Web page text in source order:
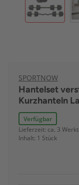
SPORTNOW
Hantelset
Kurzhanteln
Verfügbar
Lieferzeit: ca. 3
Inhalt: 1 Stück